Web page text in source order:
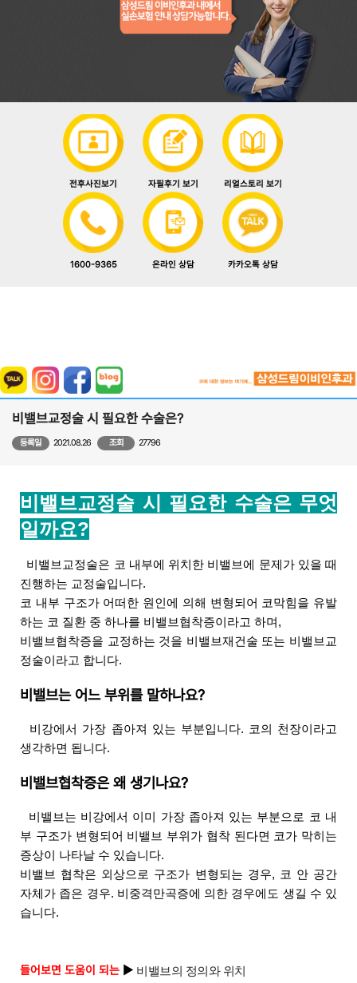
전후사진보기 자필후기 보기 리얼스토리 보기
1600-9365 온라인 상담 카카오톡 상담
비밸브교정술 시 필요한 수술은?
등록일 2021.08.26 조회 27796
비밸브교정술 시 필요한 수술은 무엇
일까요?
진행하는 교정술입니다.
코 내부 구조가 어떠한 원인에 의해 변형되어 코막힘을 유발
하는 코 질환 중 하나를 비밸브협착증이라고 하며,
비밸브협착증을 교정하는 것을 비밸브재건술 또는 비밸브교
정술이라고 합니다.
비밸브는 어느 부위를 말하나요?
생각하면 됩니다.
비밸브협착증은 왜 생기나요?
비밸브는 비강에서 이미 가장 좁아져 있는 부분으로 코 내
부 구조가 변형되어 비밸브 부위가 협착 된다면 코가 막히는
증상이 나타날 수 있습니다.
비밸브 협착은 외상으로 구조가 변형되는 경우, 코 안 공간
자체가 좁은 경우. 비중격만곡증에 의한 경우에도 생길 수 있
습니다.
들어보면 도움이 되는 ▶ 비밸브의 정의와 위치